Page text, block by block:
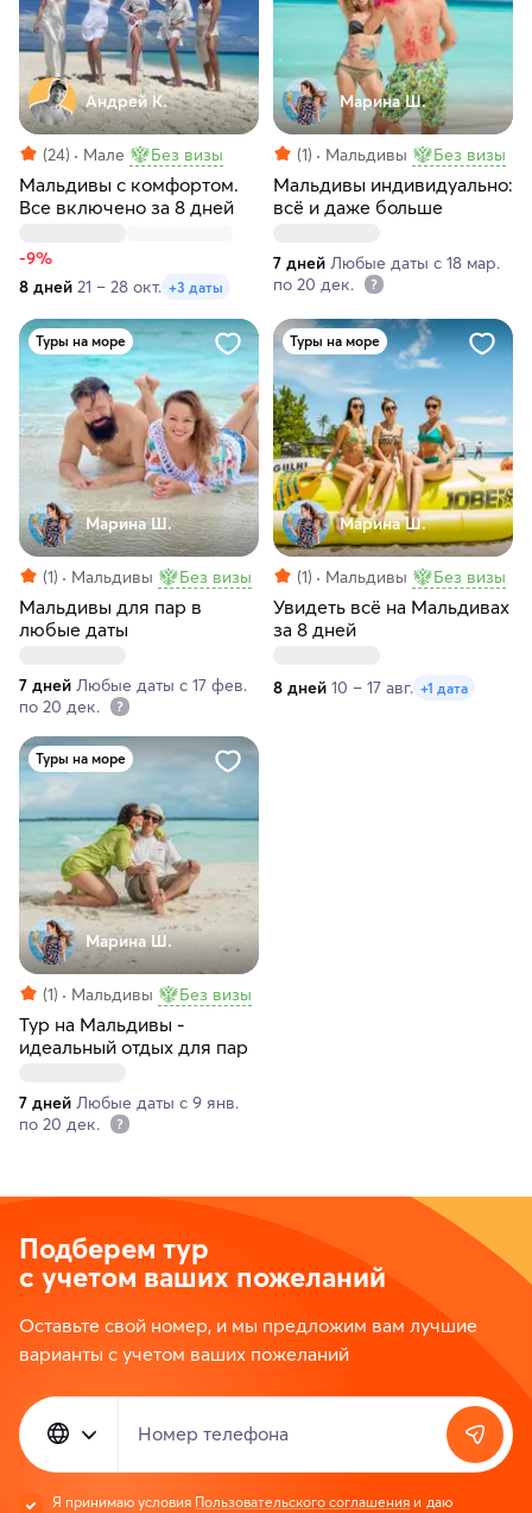
Андрей К.
(24) Мале Без визы
Мальдивы с комфортом.
Все включено за 8 дней
-9%
8 дней 21 – 28 окт. +3 даты
Марина Ш.
(1) Мальдивы Без визы
Мальдивы индивидуально:
всё и даже больше
7 дней Любые даты с 18 мар.
по 20 дек.
Туры на море
Марина Ш.
(1) Мальдивы Без визы
Мальдивы для пар в
любые даты
7 дней Любые даты с 17 фев.
по 20 дек.
Туры на море
Марина Ш.
(1) Мальдивы Без визы
Увидеть всё на Мальдивах
за 8 дней
8 дней 10 – 17 авг. +1 дата
Туры на море
Марина Ш.
(1) Мальдивы Без визы
Тур на Мальдивы -
идеальный отдых для пар
7 дней Любые даты с 9 янв.
по 20 дек.
Подберем тур
с учетом ваших пожеланий
Оставьте свой номер, и мы предложим вам лучшие
варианты с учетом ваших пожеланий
Номер телефона
Я принимаю условия Пользовательского соглашения и даю